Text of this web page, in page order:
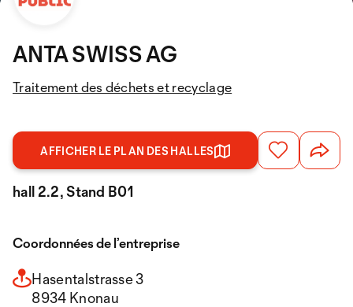
ANTA SWISS AG
Traitement des déchets et recyclage
AFFICHER LE PLAN DES HALLES
hall 2.2, Stand B01
Coordonnées de l’entreprise
Hasentalstrasse 3
8934 Knonau